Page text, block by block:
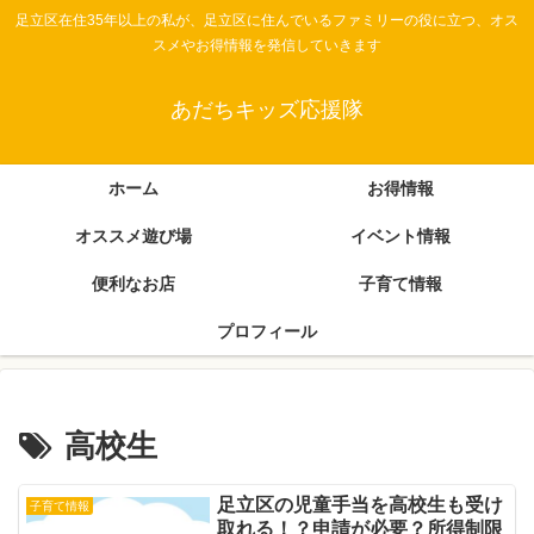
足立区在住35年以上の私が、足立区に住んでいるファミリーの役に立つ、オス
スメやお得情報を発信していきます
あだちキッズ応援隊
ホーム お得情報
オススメ遊び場 イベント情報
便利なお店 子育て情報
プロフィール
高校生
子育て情報
足立区の児童手当を高校生も受け
取れる！？申請が必要？所得制限